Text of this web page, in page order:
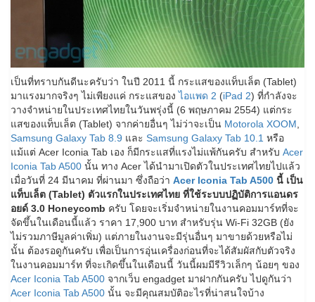
เป็นที่ทราบกันดีนะครับว่า ในปี 2011 นี้ กระแสของแท็บเล็ต (Tablet)
มาแรงมากจริงๆ ไม่เพียงแค่ กระแสของไอแพด 2 (iPad 2) ที่กำลังจะ
วางจำหน่ายในประเทศไทยในวันพรุ่งนี้ (6 พฤษภาคม 2554) แต่กระ
แสของแท็บเล็ต (Tablet) จากค่ายอื่นๆ ไม่ว่าจะเป็น Motorola XOOM
Samsung Galaxy Tab 8.9 และ Samsung Galaxy Tab 10.1 หรือ
แม้แต่ Acer Iconia Tab เอง ก็มีกระแสที่แรงไม่แพ้กันครับ สำหรับ Acer
Iconia Tab A500 นั้น ทาง Acer ได้นำมาเปิดตัวในประเทศไทยไปแล้ว
เมื่อวันที่ 24 มีนาคม ที่ผ่านมา ซึ่งถือว่า Acer Iconia Tab A500 นี้ เป็น
แท็บเล็ต (Tablet) ตัวแรกในประเทศไทย ที่ใช้ระบบปฏิบัติการแอนดร
อยด์ 3.0 Honeycomb ครับ โดยจะเริ่มจำหน่ายในงานคอมมาร์ทที่จะ
จัดขึ้นในเดือนนี้แล้ว ราคา 17,900 บาท สำหรับรุ่น Wi-Fi 32GB (ยัง
ไม่รวมภาษีมูลค่าเพิ่ม) แต่ภายในงานจะมีรุ่นอื่นๆ มาขายด้วยหรือไม่
นั้น ต้องรอดูกันครับ เพื่อเป็นการอุ่นเครื่องก่อนที่จะได้สัมผัสกับตัวจริง
ในงานคอมมาร์ท ที่จะเกิดขึ้นในเดือนนี้ วันนี้ผมมีรีวิวเล็กๆ น้อยๆ ของ
Acer Iconia Tab A500 จากเว็บ engadget มาฝากกันครับ ไปดูกันว่า
Acer Iconia Tab A500 นั้น จะมีคุณสมบัติอะไรที่น่าสนใจบ้าง